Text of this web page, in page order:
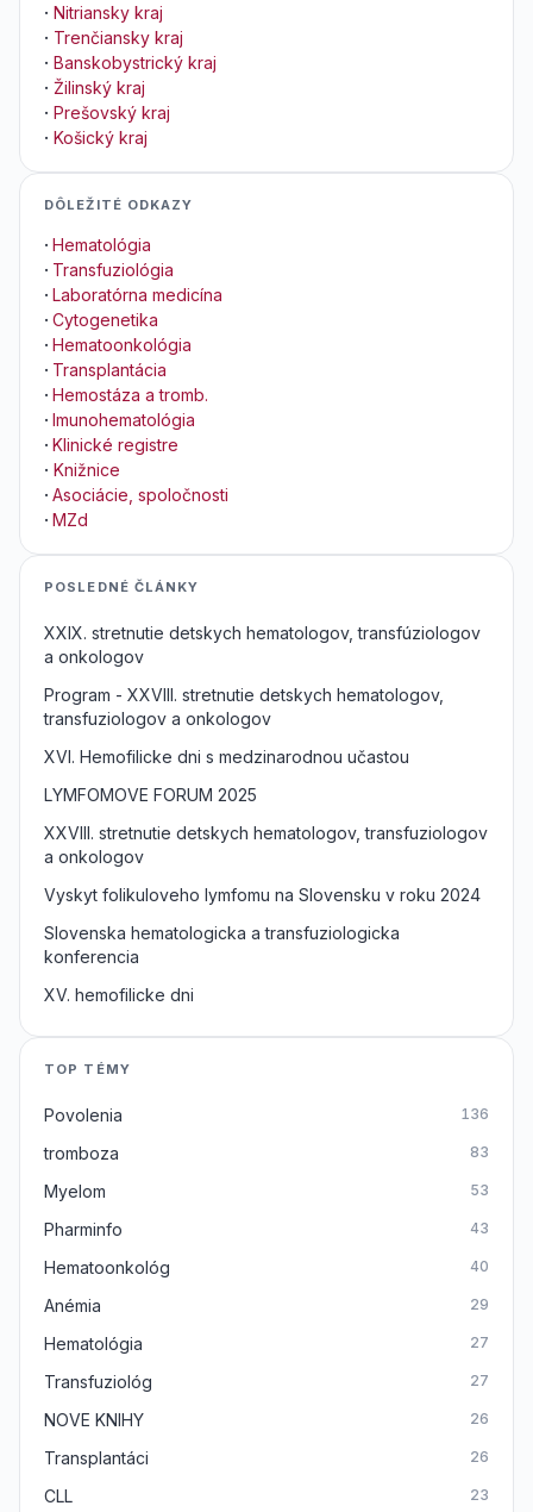
· Nitriansky kraj
· Trenčiansky kraj
· Banskobystrický kraj
· Žilinský kraj
· Prešovský kraj
· Košický kraj
DÔLEŽITÉ ODKAZY
· Hematológia
· Transfuziológia
· Laboratórna medicína
· Cytogenetika
· Hematoonkológia
· Transplantácia
· Hemostáza a tromb.
· Imunohematológia
· Klinické registre
· Knižnice
· Asociácie, spoločnosti
· MZd
POSLEDNÉ ČLÁNKY
XXIX. stretnutie detskych hematologov, transfúziologov
a onkologov
Program - XXVIII. stretnutie detskych hematologov,
transfuziologov a onkologov
XVI. Hemofilicke dni s medzinarodnou učastou
LYMFOMOVE FORUM 2025
XXVIII. stretnutie detskych hematologov, transfuziologov
a onkologov
Vyskyt folikuloveho lymfomu na Slovensku v roku 2024
Slovenska hematologicka a transfuziologicka
konferencia
XV. hemofilicke dni
TOP TÉMY
Povolenia 136
tromboza 83
Myelom 53
Pharminfo 43
Hematoonkológ 40
Anémia 29
Hematológia 27
Transfuziológ 27
NOVE KNIHY 26
Transplantáci 26
CLL 23